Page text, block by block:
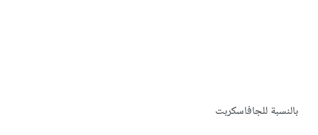
بالنسبة للجافاسكربت